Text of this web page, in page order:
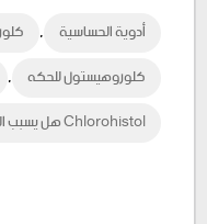
أدوية الحساسية ,
كلوروهيستول للحكه ,
Chlorohistol هل يسبب النعاس